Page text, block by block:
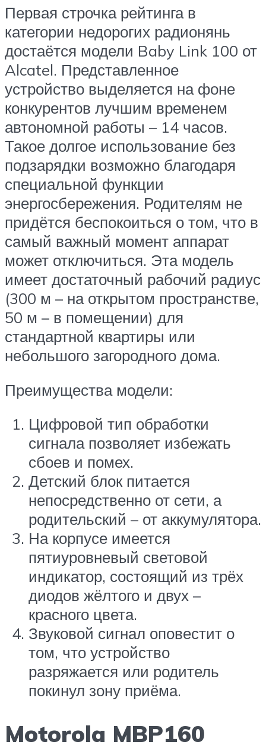
Первая строчка рейтинга в
категории недорогих радионянь
достаётся модели Baby Link 100 от
Alcatel. Представленное
устройство выделяется на фоне
конкурентов лучшим временем
автономной работы – 14 часов.
Такое долгое использование без
подзарядки возможно благодаря
специальной функции
энергосбережения. Родителям не
придётся беспокоиться о том, что в
самый важный момент аппарат
может отключиться. Эта модель
имеет достаточный рабочий радиус
(300 м – на открытом пространстве,
50 м – в помещении) для
стандартной квартиры или
небольшого загородного дома.
Преимущества модели:
Цифровой тип обработки
сигнала позволяет избежать
сбоев и помех.
Детский блок питается
непосредственно от сети, а
родительский – от аккумулятора.
На корпусе имеется
пятиуровневый световой
индикатор, состоящий из трёх
диодов жёлтого и двух –
красного цвета.
Звуковой сигнал оповестит о
том, что устройство
разряжается или родитель
покинул зону приёма.
Motorola MBP160